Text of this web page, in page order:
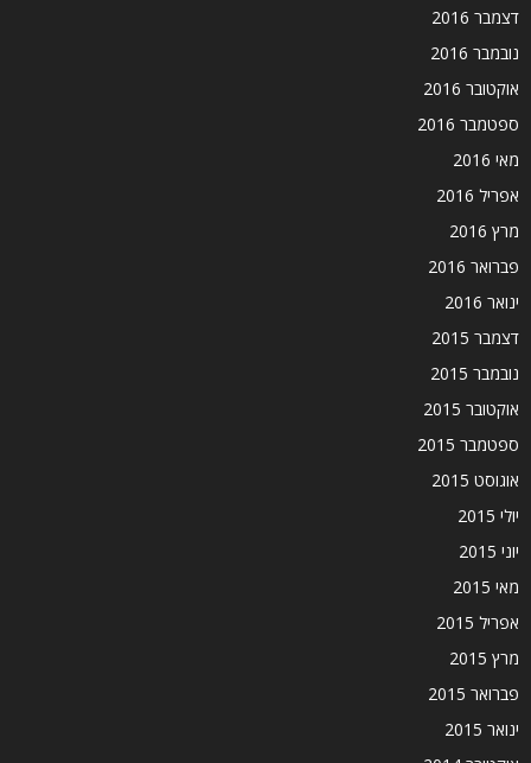
דצמבר 2016
נובמבר 2016
אוקטובר 2016
ספטמבר 2016
מאי 2016
אפריל 2016
מרץ 2016
פברואר 2016
ינואר 2016
דצמבר 2015
נובמבר 2015
אוקטובר 2015
ספטמבר 2015
אוגוסט 2015
יולי 2015
יוני 2015
מאי 2015
אפריל 2015
מרץ 2015
פברואר 2015
ינואר 2015